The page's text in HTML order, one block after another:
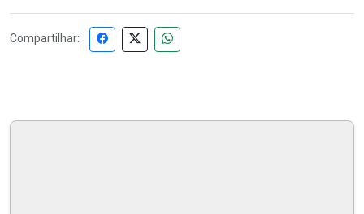
Compartilhar: